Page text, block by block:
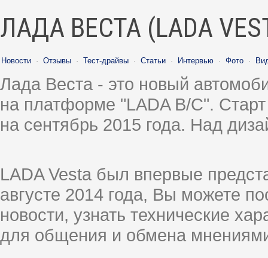
ЛАДА ВЕСТА (LADA
Новости · Отзывы · Тест-драйвы · Статьи · Интервью · Фото ·
Лада Веста - это новый
на платформе "LADA B/C".
на сентябрь 2015 года. Над
LADA Vesta был впервые
августе 2014 года, Вы можете
новости, узнать технические
для общения и обмена